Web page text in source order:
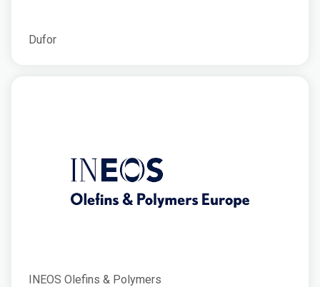
Dufor
INEOS Olefins & Polymers